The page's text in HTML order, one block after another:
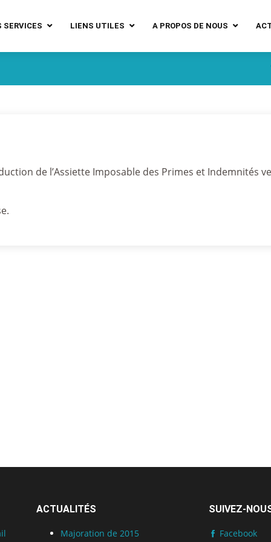
SERVICES LIENS UTILES A PROPOS DE NOUS
de l’Assiette Imposable des Primes et Indemnités
ACTUALITÉS
Majoration de 2015
SUIVEZ-
Facebook